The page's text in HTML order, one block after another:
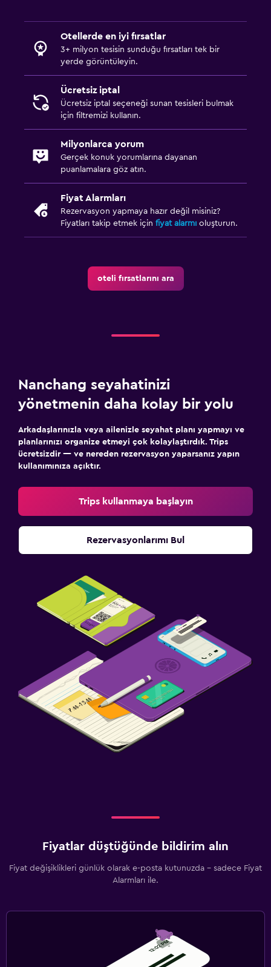
Manzaralı havuz
Çamaşırhane
Çamaşır yıkama tesisleri
Ütüleme servisi
Çamaşırhane
Ütü ve ütü masası
Pantolon presi
Sağlık ve güvenlik
Elbise askılığı
Gardırop veya dolap
Çalışma alanı
Faks/fotokopi
Park ve ulaşım
Otopark
Otellerde en iyi fırsatlar
3+ milyon tesisin sunduğu fırsatları tek bir
yerde görüntüleyin.
Ücretsiz iptal
Ücretsiz iptal seçeneği sunan tesisleri bulmak
için filtremizi kullanın.
Milyonlarca yorum
Gerçek konuk yorumlarına dayanan
puanlamalara göz atın.
Fiyat Alarmları
Rezervasyon yapmaya hazır değil misiniz?
Fiyatları takip etmek için fiyat alarmı oluşturun.
oteli fırsatlarını ara
Nanchang seyahatinizi
yönetmenin daha kolay bir yolu
Arkadaşlarınızla veya ailenizle seyahat planı yapmayı ve
planlarınızı organize etmeyi çok kolaylaştırdık. Trips
ücretsizdir — ve nereden rezervasyon yaparsanız yapın
kullanımınıza açıktır.
Trips kullanmaya başlayın
Rezervasyonlarımı Bul
Fiyatlar düştüğünde bildirim alın
Fiyat değişiklikleri günlük olarak e-posta kutunuzda - sadece Fiyat
Alarmları ile.